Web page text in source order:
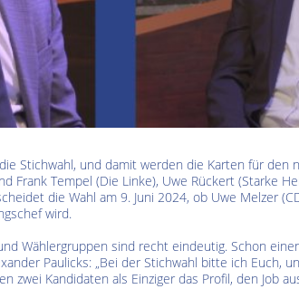
Stichwahl, und damit werden die Karten für den
Frank Tempel (Die Linke), Uwe Rückert (Starke
die Wahl am 9. Juni 2024, ob Uwe Melzer
wird.
Wählergruppen sind recht eindeutig. Schon
Paulicks: „Bei der Stichwahl bitte ich Euch,
zwei Kandidaten als Einziger das Profil, den Job
Kultur im Altenburger Land
Sendung vom 15.06.2026